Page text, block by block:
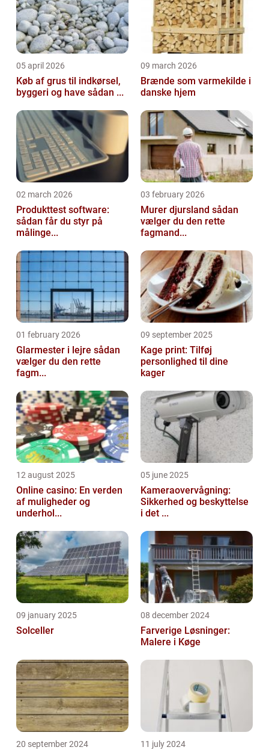
05 april 2026
Køb af grus til indkørsel,
byggeri og have sådan ...
09 march 2026
Brænde som varmekilde i
danske hjem
02 march 2026
Produkttest software:
sådan får du styr på
målinge...
03 february 2026
Murer djursland sådan
vælger du den rette
fagmand...
01 february 2026
Glarmester i lejre sådan
vælger du den rette
fagm...
09 september 2025
Kage print: Tilføj
personlighed til dine
kager
12 august 2025
Online casino: En verden
af muligheder og
underhol...
05 june 2025
Kameraovervågning:
Sikkerhed og beskyttelse
i det ...
09 january 2025
Solceller
08 december 2024
Farverige Løsninger:
Malere i Køge
20 september 2024 11 july 2024